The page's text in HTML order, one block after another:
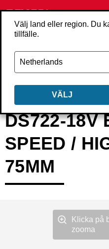
Välj land eller region. Du
tillfälle.
VÄLJ
Tillbaka Produkter Verktyg
DS722-18V
SPEED /
75MM